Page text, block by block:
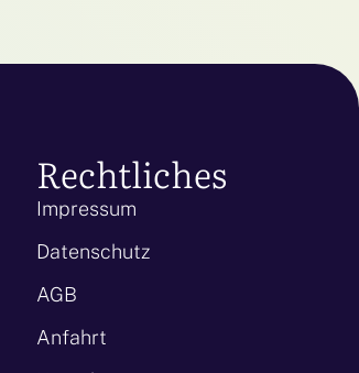
Rechtliches
Impressum
Datenschutz
AGB
Anfahrt